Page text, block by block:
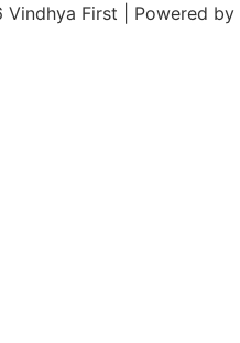
First | Powered by